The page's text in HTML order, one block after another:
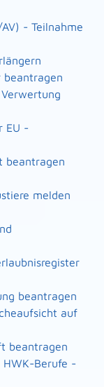
- Teilnahme
beantragen
EU -
beantragen
melden
beantragen
auf
beantragen
HWK-Berufe -